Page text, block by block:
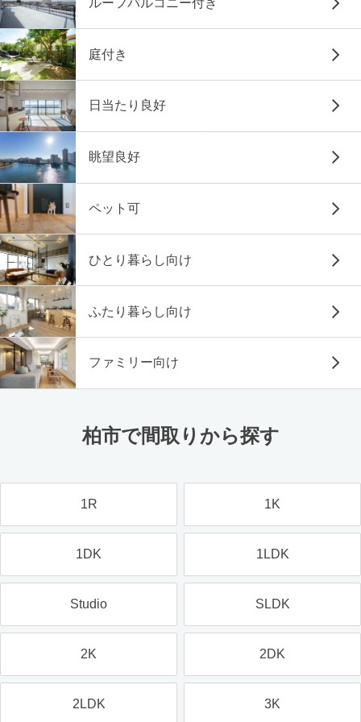
庭付き
日当たり良好
眺望良好
ペット可
ひとり暮らし向け
ふたり暮らし向け
ファミリー向け
柏市で間取りから探す
1R 1K
1DK 1LDK
Studio SLDK
2K 2DK
2LDK 3K